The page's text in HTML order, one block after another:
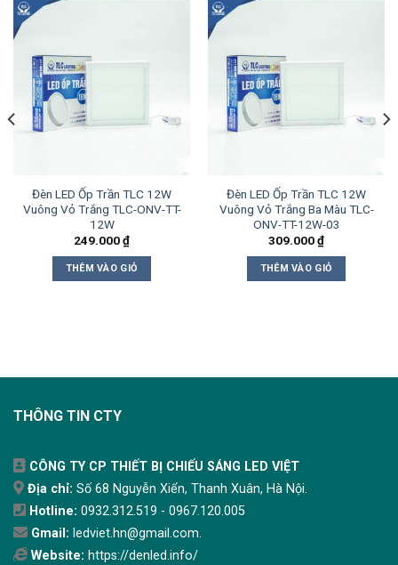
Đèn LED Ốp Trần TLC 12W
Vuông Vỏ Trắng TLC-ONV-TT-
12W
249.000₫
THÊM VÀO GIỎ
Đèn LED Ốp Trần TLC 12W
Vuông Vỏ Trắng Ba Màu TLC-
ONV-TT-12W-03
309.000₫
THÊM VÀO GIỎ
THÔNG TIN CTY
CÔNG TY CP THIẾT BỊ CHIẾU SÁNG LED VIỆT
Địa chỉ: Số 68 Nguyễn Xiển, Thanh Xuân, Hà Nội.
Hotline: 0932.312.519 - 0967.120.005
Gmail: ledviet.hn@gmail.com.
Website: https://denled.info/